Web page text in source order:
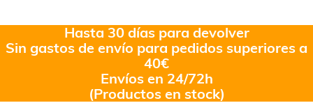
Hasta 30 días para devolver
Sin gastos de envío para pedidos superiores a
40€
Envíos en 24/72h
(Productos en stock)